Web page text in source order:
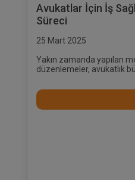
Avukatlar İçin İş
Süreci
25 Mart 2025
Yakın zamanda yapılan
düzenlemeler, avukatlık